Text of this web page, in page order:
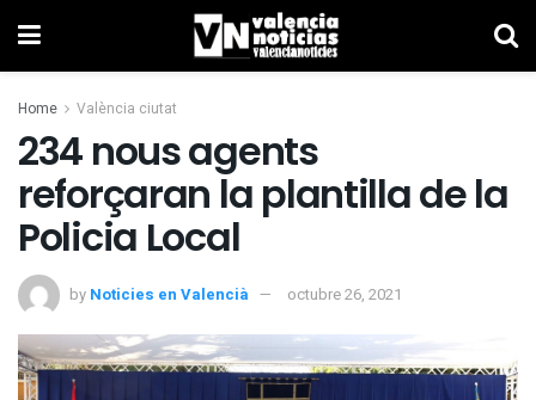
Home València ciutat
234 nous agents
reforçaran la plantilla de la
Policia Local
by Noticies en Valencià octubre 26, 2021